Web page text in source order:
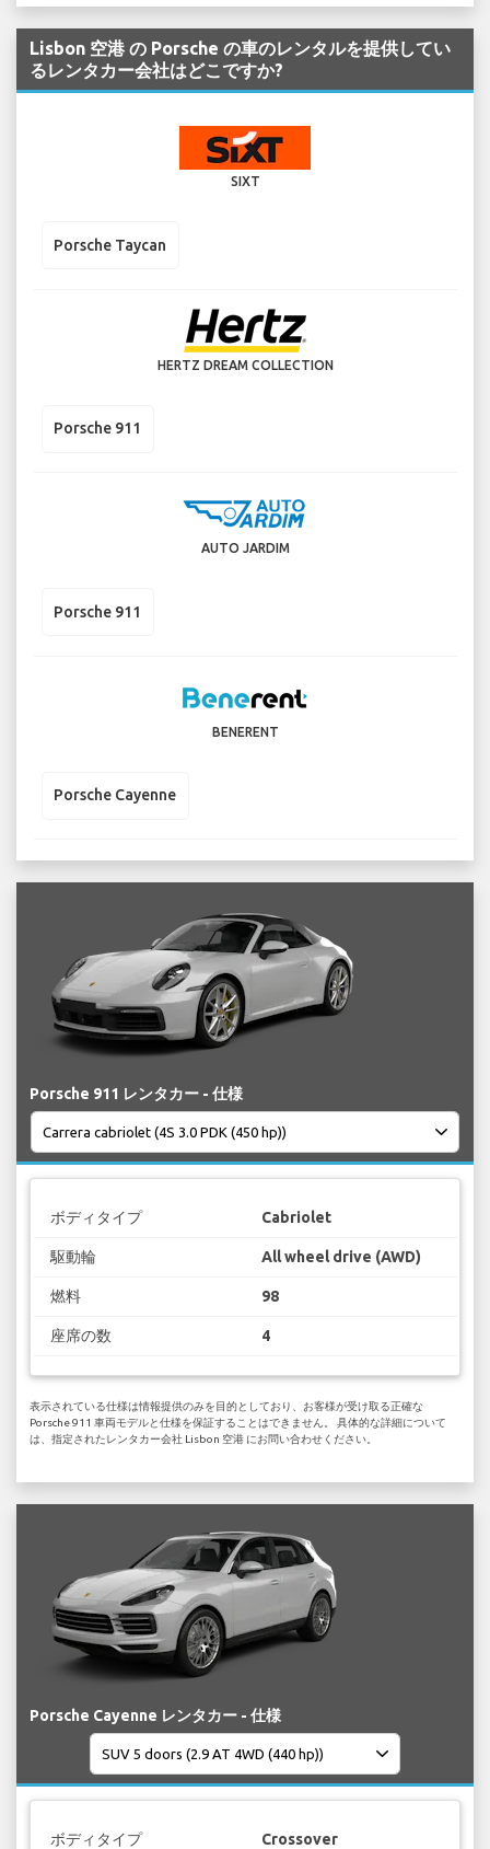
Lisbon 空港 の Porsche の車のレンタルを提供してい
るレンタカー会社はどこですか?
SIXT
Porsche Taycan
HERTZ DREAM COLLECTION
Porsche 911
AUTO JARDIM
Porsche 911
BENERENT
Porsche Cayenne
Porsche 911 レンタカー - 仕様
ボディタイプ Cabriolet
駆動輪 All wheel drive (AWD)
燃料 98
座席の数 4
表示されている仕様は情報提供のみを目的としており、お客様が受け取る正確な
Porsche 911 車両モデルと仕様を保証することはできません。 具体的な詳細について
は、指定されたレンタカー会社 Lisbon 空港 にお問い合わせください。
Porsche Cayenne レンタカー - 仕様
ボディタイプ Crossover